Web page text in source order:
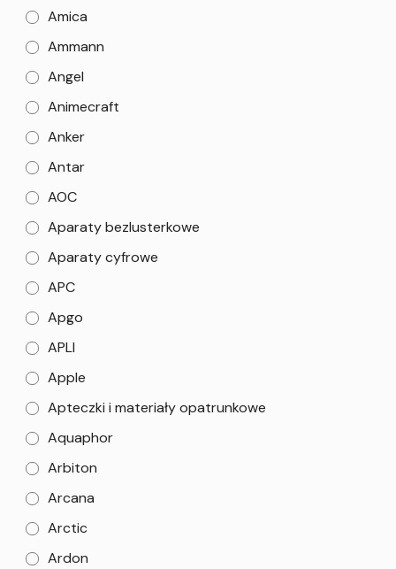
Amica
Ammann
Angel
Animecraft
Anker
Antar
AOC
Aparaty bezlusterkowe
Aparaty cyfrowe
APC
Apgo
APLI
Apple
Apteczki i materiały opatrunkowe
Aquaphor
Arbiton
Arcana
Arctic
Ardon